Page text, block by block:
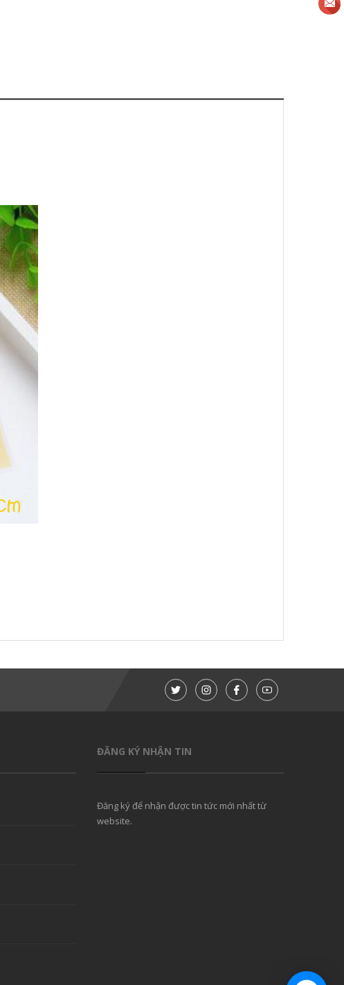
ĐĂNG KÝ NHẬN TIN
Đăng ký để nhận được tin tức mới nhất từ
website.